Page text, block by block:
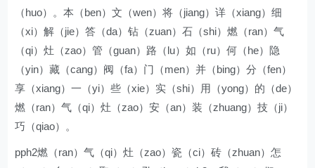
（huo）。本（ben）文（wen）将（jiang）详（xiang）细
（xi）解（jie）答（da）钻（zuan）石（shi）燃（ran）气
（qi）灶（zao）管（guan）路（lu）如（ru）何（he）隐
（yin）藏（cang）阀（fa）门（men）并（bing）分（fen）
享（xiang）一（yi）些（xie）实（shi）用（yong）的（de）
燃（ran）气（qi）灶（zao）安（an）装（zhuang）技（ji）
巧（qiao）。
pph2燃（ran）气（qi）灶（zao）瓷（ci）砖（zhuan）怎